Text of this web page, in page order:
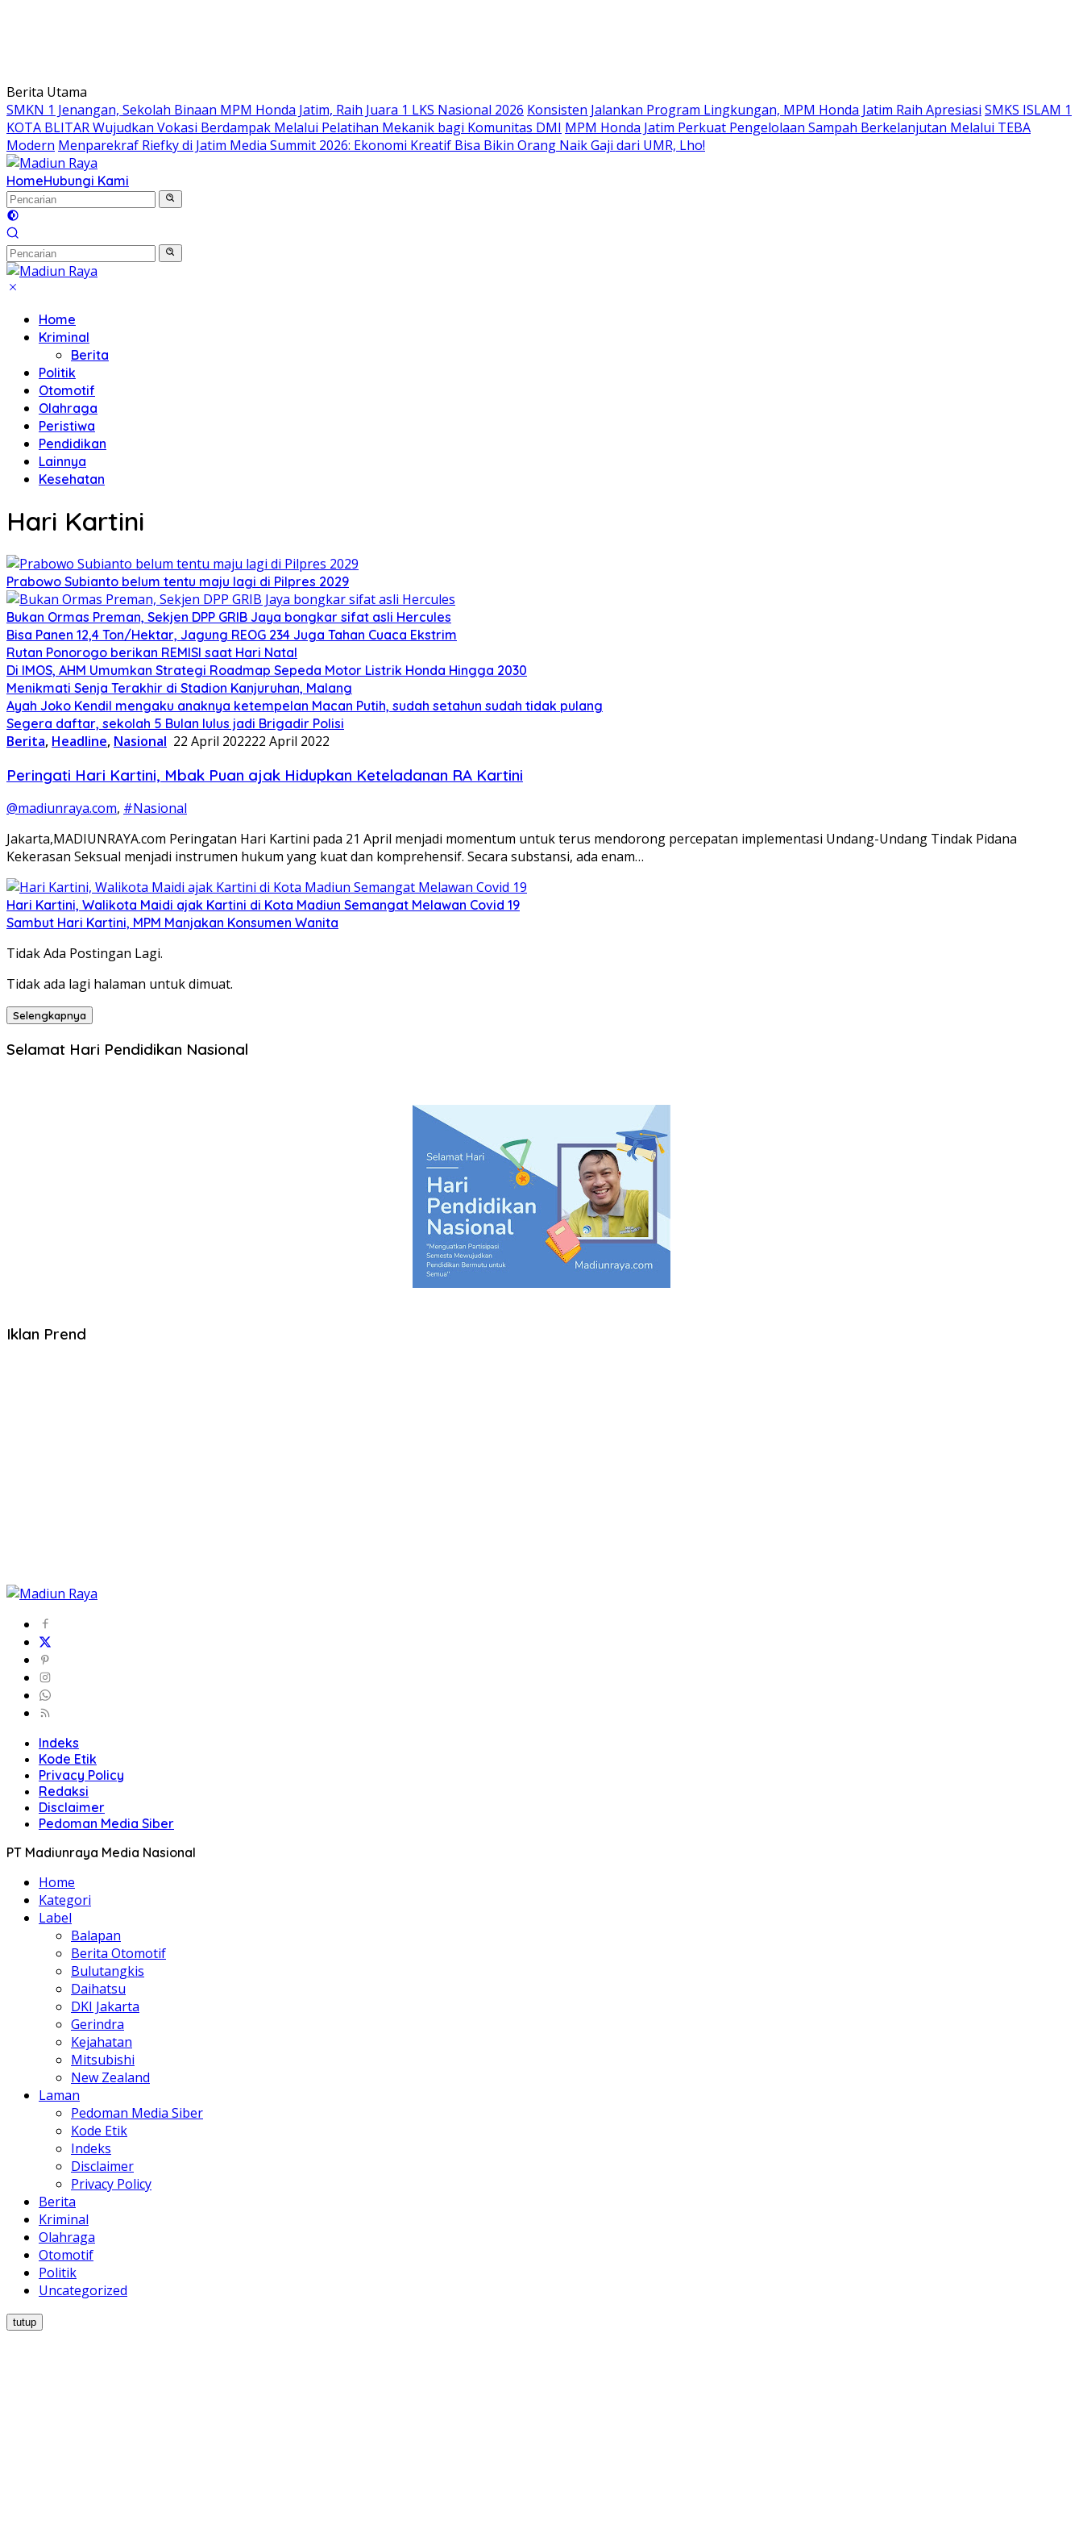
Berita Utama
SMKN 1 Jenangan, Sekolah Binaan MPM Honda Jatim, Raih Juara 1 LKS Nasional 2026 Konsisten Jalankan Program Lingkungan, MPM Honda Jatim Raih Apresiasi SMKS ISLAM 1
KOTA BLITAR Wujudkan Vokasi Berdampak Melalui Pelatihan Mekanik bagi Komunitas DMI MPM Honda Jatim Perkuat Pengelolaan Sampah Berkelanjutan Melalui TEBA
Modern Menparekraf Riefky di Jatim Media Summit 2026: Ekonomi Kreatif Bisa Bikin Orang Naik Gaji dari UMR, Lho!
HomeHubungi Kami
Home
Kriminal
Berita
Politik
Otomotif
Olahraga
Peristiwa
Pendidikan
Lainnya
Kesehatan
Hari Kartini
Prabowo Subianto belum tentu maju lagi di Pilpres 2029
Bukan Ormas Preman, Sekjen DPP GRIB Jaya bongkar sifat asli Hercules
Bisa Panen 12,4 Ton/Hektar, Jagung REOG 234 Juga Tahan Cuaca Ekstrim
Rutan Ponorogo berikan REMISI saat Hari Natal
Di IMOS, AHM Umumkan Strategi Roadmap Sepeda Motor Listrik Honda Hingga 2030
Menikmati Senja Terakhir di Stadion Kanjuruhan, Malang
Ayah Joko Kendil mengaku anaknya ketempelan Macan Putih, sudah setahun sudah tidak pulang
Segera daftar, sekolah 5 Bulan lulus jadi Brigadir Polisi
Berita, Headline, Nasional 22 April 202222 April 2022
Peringati Hari Kartini, Mbak Puan ajak Hidupkan Keteladanan RA Kartini
@madiunraya.com, #Nasional
Jakarta,MADIUNRAYA.com Peringatan Hari Kartini pada 21 April menjadi momentum untuk terus mendorong percepatan implementasi Undang-Undang Tindak Pidana
Kekerasan Seksual menjadi instrumen hukum yang kuat dan komprehensif. Secara substansi, ada enam…
Hari Kartini, Walikota Maidi ajak Kartini di Kota Madiun Semangat Melawan Covid 19
Sambut Hari Kartini, MPM Manjakan Konsumen Wanita
Tidak Ada Postingan Lagi.
Tidak ada lagi halaman untuk dimuat.
Selengkapnya
Selamat Hari Pendidikan Nasional
Iklan Prend
Indeks
Kode Etik
Privacy Policy
Redaksi
Disclaimer
Pedoman Media Siber
PT Madiunraya Media Nasional
Home
Kategori
Label
Balapan
Berita Otomotif
Bulutangkis
Daihatsu
DKI Jakarta
Gerindra
Kejahatan
Mitsubishi
New Zealand
Laman
Pedoman Media Siber
Kode Etik
Indeks
Disclaimer
Privacy Policy
Berita
Kriminal
Olahraga
Otomotif
Politik
Uncategorized
tutup